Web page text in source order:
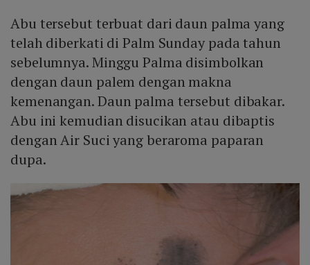
Abu tersebut terbuat dari daun palma yang
telah diberkati di Palm Sunday pada tahun
sebelumnya. Minggu Palma disimbolkan
dengan daun palem dengan makna
kemenangan. Daun palma tersebut dibakar.
Abu ini kemudian disucikan atau dibaptis
dengan Air Suci yang beraroma paparan
dupa.